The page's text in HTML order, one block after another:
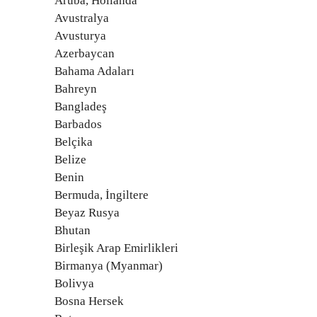
Avustralya
Avusturya
Azerbaycan
Bahama Adaları
Bahreyn
Bangladeş
Barbados
Belçika
Belize
Benin
Bermuda, İngiltere
Beyaz Rusya
Bhutan
Birleşik Arap Emirlikleri
Birmanya (Myanmar)
Bolivya
Bosna Hersek